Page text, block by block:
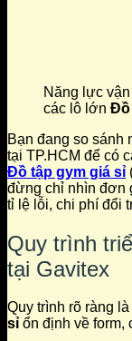
Năng lực
các lô lớn Đồ
Bạn đang so sánh
tại TP.HCM để có
Đồ tập gym giá sỉ
đừng chỉ nhìn đơn
tỉ lệ lỗi, chi phí đổi
Quy trình
tại Gavitex
Quy trình rõ ràng
sỉ ổn định về form,